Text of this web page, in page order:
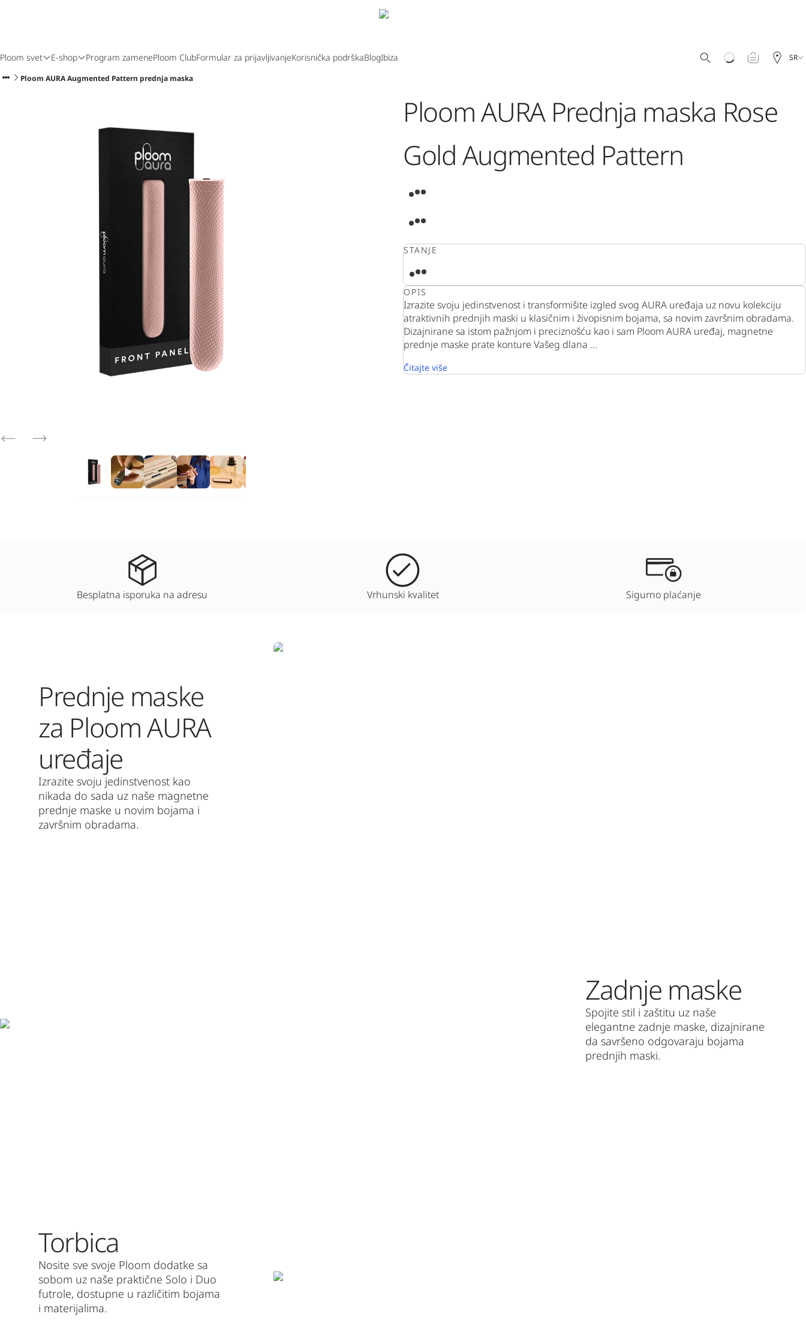
Ploom svet E-shop Program zamenePloom ClubFormular za prijavljivanjeKorisnička podrškaBlogIbiza SR
Ploom AURA Augmented Pattern prednja maska
0:00
Ploom AURA Prednja maska Rose
Gold Augmented Pattern
STANJE
OPIS
Izrazite svoju jedinstvenost i transformišite izgled svog AURA uređaja uz novu kolekciju
atraktivnih prednjih maski u klasičnim i živopisnim bojama, sa novim završnim obradama.
Dizajnirane sa istom pažnjom i preciznošću kao i sam Ploom AURA uređaj, magnetne
prednje maske prate konture Vašeg dlana ...
Čitajte više
Besplatna isporuka na adresu Vrhunski kvalitet Sigurno plaćanje
Prednje maske
za Ploom AURA
uređaje
Izrazite svoju jedinstvenost kao
nikada do sada uz naše magnetne
prednje maske u novim bojama i
završnim obradama.
Zadnje maske
Spojite stil i zaštitu uz naše
elegantne zadnje maske, dizajnirane
da savršeno odgovaraju bojama
prednjih maski.
Torbica
Nosite sve svoje Ploom dodatke sa
sobom uz naše praktične Solo i Duo
futrole, dostupne u različitim bojama
i materijalima.